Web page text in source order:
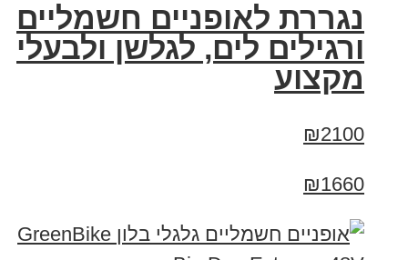
נגררת לאופניים חשמליים
ורגילים לים, לגלשן ולבעלי
מקצוע
₪2100
₪1660